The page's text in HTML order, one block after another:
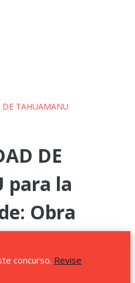
TAHUAMANU
DE
para la
Obra
concurso. Revise